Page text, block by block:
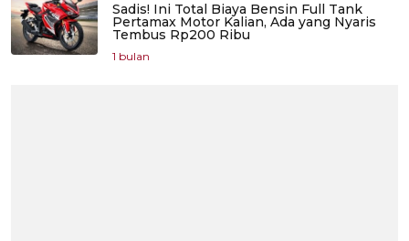
Sadis! Ini Total Biaya Bensin Full Tank
Pertamax Motor Kalian, Ada yang Nyaris
Tembus Rp200 Ribu
1 bulan